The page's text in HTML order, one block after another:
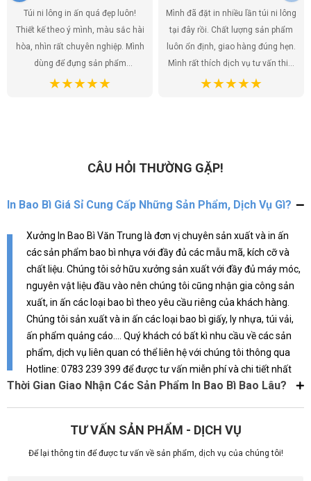
Túi ni lông in ấn quá đẹp luôn!
Thiết kế theo ý mình, màu sắc hài
hòa, nhìn rất chuyên nghiệp. Mình
dùng để đựng sản phẩm
handmade của shop, khách hàng
Mình đã đặt in nhiều lần túi ni lông
tại đây rồi. Chất lượng sản phẩm
luôn ổn định, giao hàng đúng hẹn.
Mình rất thích dịch vụ tư vấn thiết
kế, họ giúp mình có được những
để gửi gắm điều đó.
CÂU HỎI THƯỜNG GẶP!
In Bao Bì Giá Sỉ Cung Cấp Những Sản Phẩm, Dịch Vụ Gì?
Xưởng In Bao Bì Văn Trung là đơn vị chuyên sản xuất và in ấn
các sản phẩm bao bì nhựa với đầy đủ các mẫu mã, kích cỡ và
chất liệu. Chúng tôi sở hữu xưởng sản xuất với đầy đủ máy móc,
nguyên vật liệu đầu vào nên chúng tôi cũng nhận gia công sản
xuất, in ấn các loại bao bì theo yêu cầu riêng của khách hàng.
Chúng tôi sản xuất và in ấn các loại bao bì giấy, ly nhựa, túi vải,
ấn phẩm quảng cáo.... Quý khách có bất kì nhu cầu về các sản
phẩm, dịch vụ liên quan có thể liên hệ với chúng tôi thông qua
Hotline: 0783 239 399 để được tư vấn miễn phí và chi tiết nhất
Thời Gian Giao Nhận Các Sản Phẩm In Bao Bì Bao Lâu?
TƯ VẤN SẢN PHẨM - DỊCH VỤ
Để lại thông tin để được tư vấn về sản phẩm, dịch vụ của chúng tôi!